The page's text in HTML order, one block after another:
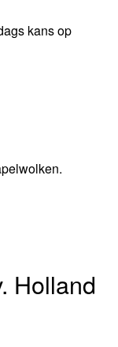
kans op
Holland